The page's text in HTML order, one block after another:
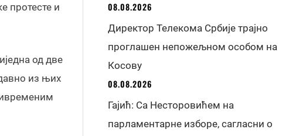
протесте и
од две
из њих
08.08.2026
Директор Телекома Србије трајно
проглашен непожељном особом на
Косову
08.08.2026
Гајић: Са Несторовићем на
парламентарне изборе, сагласни о